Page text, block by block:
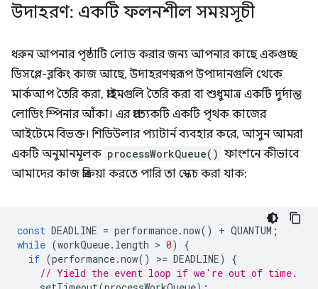
উদাহরণ: একটি ফলনশীল সময়সূচী
ধরুন আপনার পৃষ্ঠাটি লোড করার জন্য আপনার কাছে একগুচ্ছ
ডিসপ্লে-ব্লকিং কাজ আছে, উদাহরণস্বরূপ উপাদানগুলি থেকে
মার্কআপ তৈরি করা, প্রাইমগুলি তৈরি করা বা শুধুমাত্র একটি দুর্দান্ত
লোডিং স্পিনার আঁকা। এর প্রত্যেকটি একটি পৃথক কাজের
আইটেমে বিভক্ত। শিডিউলার প্যাটার্ন ব্যবহার করে, আসুন আমরা
একটি অনুমানমূলক processWorkQueue() ফাংশনে কীভাবে
আমাদের কাজ প্রক্রিয়া করতে পারি তা স্কেচ করা যাক:
const DEADLINE = performance.now() + QUANTUM ;
while (workQueue. length > 0)
{
if (performance.now() >= DEADLINE)
{
// Yield the event loop if we're out of time.